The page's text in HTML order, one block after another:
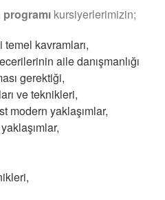
programı kursiyerlerimizin;
temel kavramları,
aile danışmanlığı
gerektiği,
ve teknikleri,
modern yaklaşımlar,